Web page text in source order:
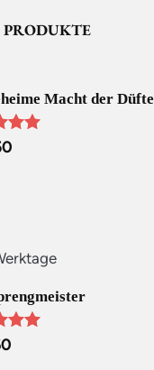
PRODUKTE
Macht der Düfte
mit
mit